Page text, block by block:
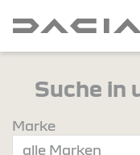
Suche in
Marke